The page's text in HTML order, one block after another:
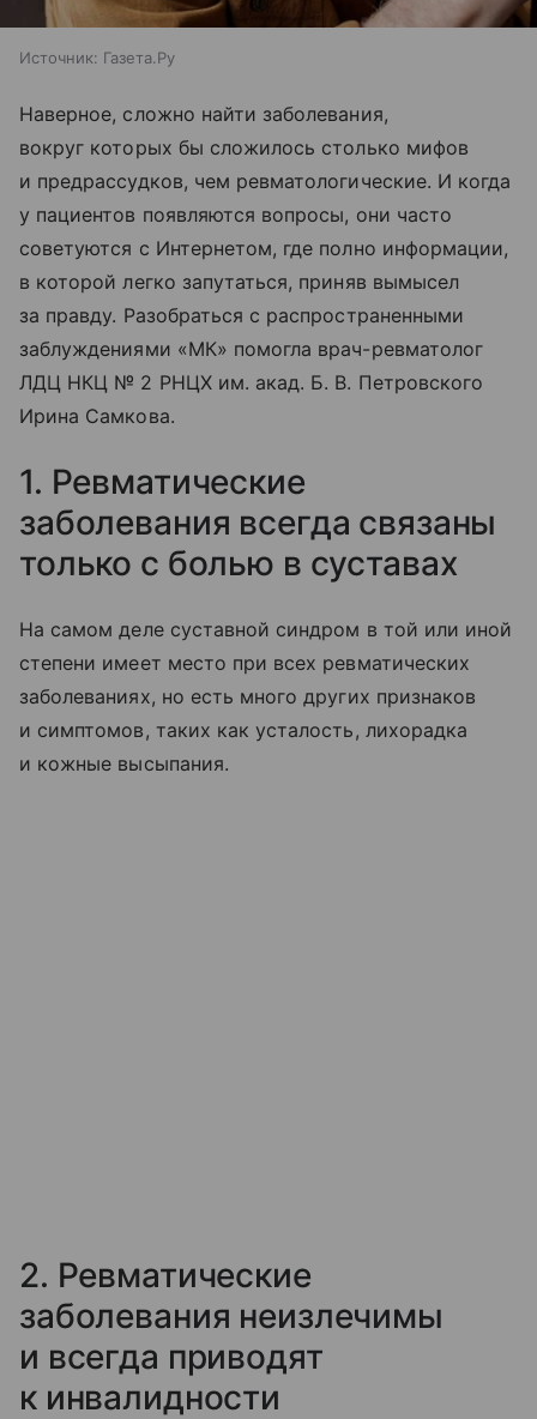
Источник: Газета.Ру
Наверное, сложно найти заболевания,
вокруг которых бы сложилось столько мифов
и предрассудков, чем ревматологические. И когда
у пациентов появляются вопросы, они часто
советуются с Интернетом, где полно информации,
в которой легко запутаться, приняв вымысел
за правду. Разобраться с распространенными
заблуждениями «МК» помогла врач-ревматолог
ЛДЦ НКЦ № 2 РНЦХ им. акад. Б. В. Петровского
Ирина Самкова.
1. Ревматические
заболевания всегда связаны
только с болью в суставах
На самом деле суставной синдром в той или иной
степени имеет место при всех ревматических
заболеваниях, но есть много других признаков
и симптомов, таких как усталость, лихорадка
и кожные высыпания.
2. Ревматические
заболевания неизлечимы
и всегда приводят
к инвалидности